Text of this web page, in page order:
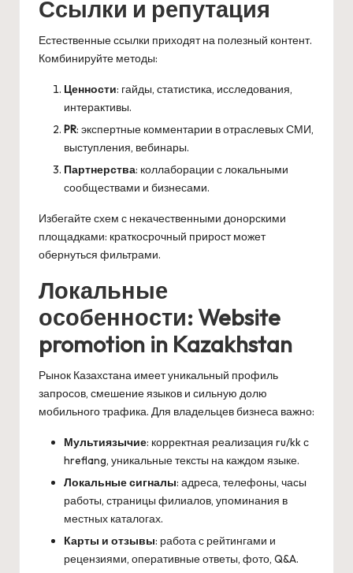
Ссылки и репутация
Естественные ссылки приходят на полезный контент.
Комбинируйте методы:
Ценности: гайды, статистика, исследования,
интерактивы.
PR: экспертные комментарии в отраслевых СМИ,
выступления, вебинары.
Партнерства: коллаборации с локальными
сообществами и бизнесами.
Избегайте схем с некачественными донорскими
площадками: краткосрочный прирост может
обернуться фильтрами.
Локальные
особенности: Website
promotion in Kazakhstan
Рынок Казахстана имеет уникальный профиль
запросов, смешение языков и сильную долю
мобильного трафика. Для владельцев бизнеса важно:
Мультиязычие: корректная реализация ru/kk с
hreflang, уникальные тексты на каждом языке.
Локальные сигналы: адреса, телефоны, часы
работы, страницы филиалов, упоминания в
местных каталогах.
Карты и отзывы: работа с рейтингами и
рецензиями, оперативные ответы, фото, Q&A.